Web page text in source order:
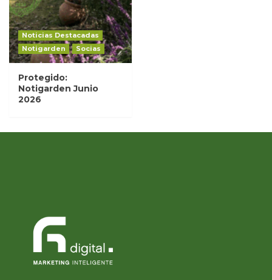
Noticias Destacadas
Notigarden
Socias
Protegido:
Notigarden Junio
2026